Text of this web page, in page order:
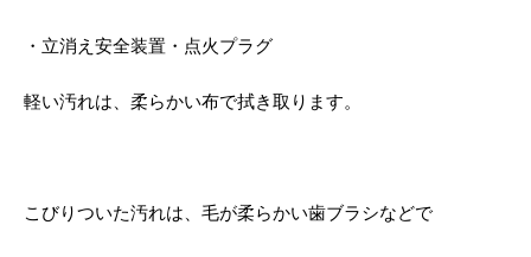
・立消え安全装置・点火プラグ
軽い汚れは、柔らかい布で拭き取ります。
こびりついた汚れは、毛が柔らかい歯ブラシなどで